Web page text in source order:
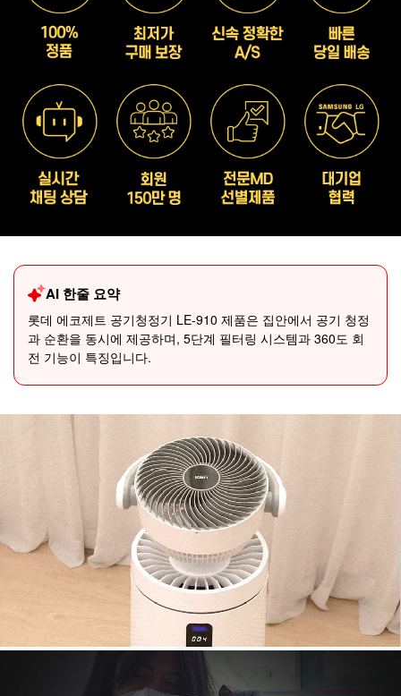
AI 한줄 요약
롯데 에코제트 공기청정기 LE-910 제품은 집안에서 공기 청정
과 순환을 동시에 제공하며, 5단계 필터링 시스템과 360도 회
전 기능이 특징입니다.